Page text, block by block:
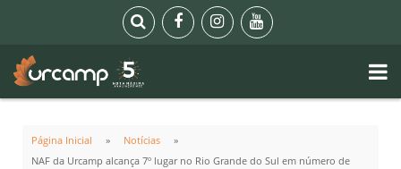
Página Inicial
Notícias
NAF da Urcamp alcança 7º lugar no Rio Grande do Sul em número de